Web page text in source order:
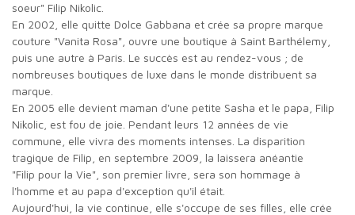
soeur" Filip Nikolic.
En 2002, elle quitte Dolce Gabbana et crée sa propre marque
couture "Vanita Rosa", ouvre une boutique à Saint Barthélemy,
puis une autre à Paris. Le succès est au rendez-vous ; de
nombreuses boutiques de luxe dans le monde distribuent sa
marque.
En 2005 elle devient maman d'une petite Sasha et le papa, Filip
Nikolic, est fou de joie. Pendant leurs 12 années de vie
commune, elle vivra des moments intenses. La disparition
tragique de Filip, en septembre 2009, la laissera anéantie
"Filip pour la Vie", son premier livre, sera son hommage à
l'homme et au papa d'exception qu'il était.
Aujourd'hui, la vie continue, elle s'occupe de ses filles, elle crée